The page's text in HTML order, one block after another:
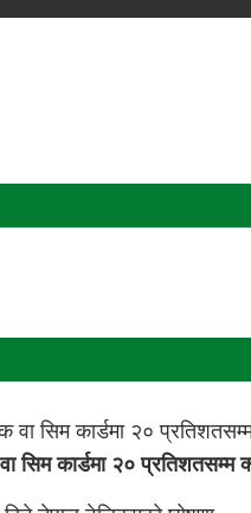
कार्डमा २० प्रतिशतसम्म